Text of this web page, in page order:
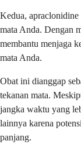
Kedua, apraclonidine
mata Anda. Dengan
membantu menjaga
mata Anda.
Obat ini dianggap
tekanan mata.
jangka waktu yang
lainnya karena
panjang.